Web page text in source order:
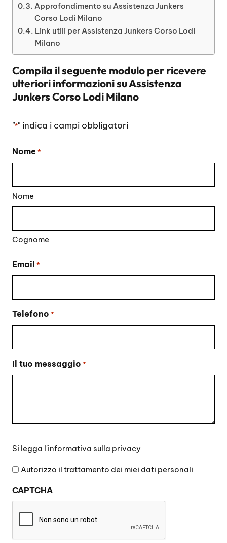
Approfondimento su Assistenza Junkers
Corso Lodi Milano
Link utili per Assistenza Junkers Corso Lodi
Milano
Compila il seguente modulo per ricevere
ulteriori informazioni suAssistenza
Junkers Corso Lodi Milano
"*" indica i campi obbligatori
Nome *
Nome
Cognome
Email *
Telefono *
Il tuo messaggio *
legga
l'informativa
privacy
Si legga l'informativa sulla privacy
Autorizzo il trattamento dei miei dati personali
CAPTCHA